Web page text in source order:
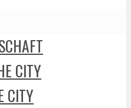
CITY
CITY